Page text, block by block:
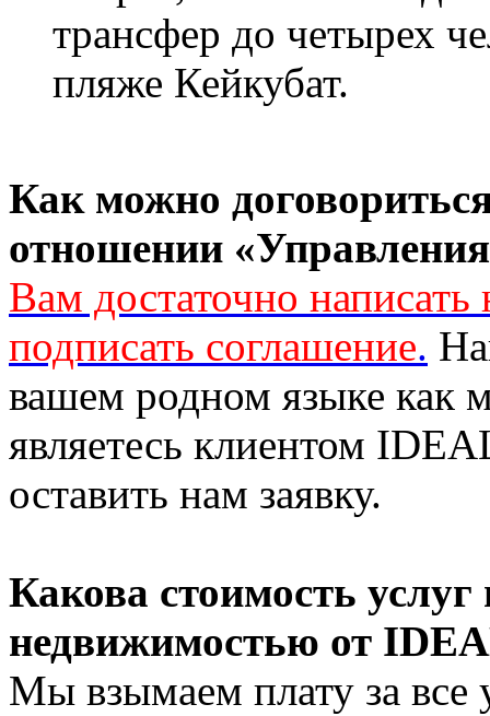
трансфер до четырех
пляже Кейкубат.
Как можно
отношении
Вам достаточно написать
подписать соглашение.
вашем родном языке как
являетесь клиентом
оставить нам заявку.
Какова стоимость
недвижимостью от
Мы взымаем плату за все